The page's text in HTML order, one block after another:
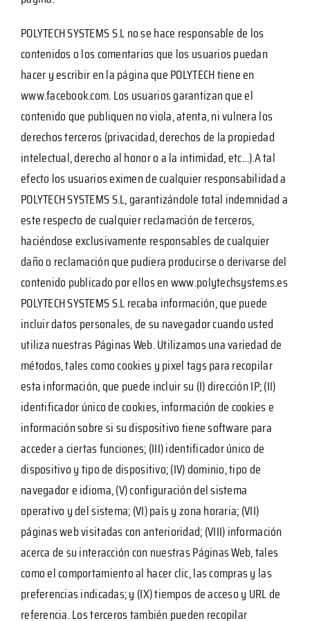
POLYTECH SYSTEMS S.L no se hace responsable de los
contenidos o los comentarios que los usuarios puedan
hacer y escribir en la página que POLYTECH tiene en
www.facebook.com. Los usuarios garantizan que el
contenido que publiquen no viola, atenta, ni vulnera los
derechos terceros (privacidad, derechos de la propiedad
intelectual, derecho al honor o a la intimidad, etc…).A tal
efecto los usuarios eximen de cualquier responsabilidad a
POLYTECH SYSTEMS S.L, garantizándole total indemnidad a
este respecto de cualquier reclamación de terceros,
haciéndose exclusivamente responsables de cualquier
daño o reclamación que pudiera producirse o derivarse del
contenido publicado por ellos en www.polytechsystems.es
POLYTECH SYSTEMS S.L recaba información, que puede
incluir datos personales, de su navegador cuando usted
utiliza nuestras Páginas Web. Utilizamos una variedad de
métodos, tales como cookies y pixel tags para recopilar
esta información, que puede incluir su (I) dirección IP; (II)
identificador único de cookies, información de cookies e
información sobre si su dispositivo tiene software para
acceder a ciertas funciones; (III) identificador único de
dispositivo y tipo de dispositivo; (IV) dominio, tipo de
navegador e idioma, (V) configuración del sistema
operativo y del sistema; (VI) país y zona horaria; (VII)
páginas web visitadas con anterioridad; (VIII) información
acerca de su interacción con nuestras Páginas Web, tales
como el comportamiento al hacer clic, las compras y las
preferencias indicadas; y (IX) tiempos de acceso y URL de
referencia. Los terceros también pueden recopilar